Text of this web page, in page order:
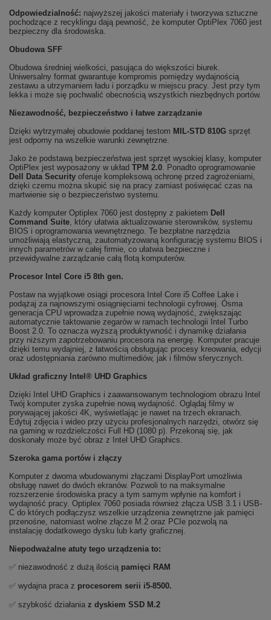
Odpowiedzialność: najwyższej jakości materiały i tworzywa sztuczne
pochodzące z recyklingu dają pewność, że komputer OptiPlex 7060 jest
bezpieczny dla środowiska.
Obudowa SFF
Obudowa średniej wielkości, pasująca do większości biurek.
Uniwersalny format gwarantuje kompromis pomiędzy wydajnością
zestawu a utrzymaniem ładu i porządku w miejscu pracy. Jest przy tym
lekka i może się pochwalić obecnością wszystkich niezbędnych portów.
Niezawodność, bezpieczeństwo i łatwe zarządzanie
Dzięki wytrzymałej obudowie poddanej testom MIL-STD 810G sprzęt
jest odporny na wszelkie warunki zewnętrzne.
Jako że podstawą bezpieczeństwa jest sprzęt wysokiej klasy, komputer
OptiPlex jest wyposażony w układ TPM 2.0. Ponadto oprogramowanie
Dell Data Security oferuje kompleksową ochronę przed zagrożeniami,
dzięki czemu można skupić się na pracy zamiast poświęcać czas na
martwienie się o bezpieczeństwo systemu.
Każdy komputer Optiplex 7060 jest dostępny z pakietem Dell
Command Suite, który ułatwia aktualizowanie sterowników, systemu
BIOS i oprogramowania wewnętrznego. Te bezpłatne narzędzia
umożliwiają elastyczną, zautomatyzowaną konfigurację systemu BIOS i
innych parametrów w całej firmie, co ułatwia bezpieczne i
przewidywalne zarządzanie całą flotą komputerów.
Procesor Intel Core i5 8th gen.
Postaw na wyjątkowe osiągi procesora Intel Core i5 Coffee Lake i
podążaj za najnowszymi osiągnięciami technologii cyfrowej. Ósma
generacja CPU wprowadza zupełnie nową wydajność, zwiększając
automatycznie taktowanie zegarów w ramach technologii Intel Turbo
Boost 2.0. To oznacza wyższą produktywność i dynamikę działania
przy niższym zapotrzebowaniu procesora na energię. Komputer pracuje
dzięki temu wydajniej, z łatwością obsługując procesy kreowania, edycji
oraz udostępniania zarówno multimediów, jak i filmów sferycznych.
Układ graficzny Intel® UHD Graphics
Dzięki Intel UHD Graphics i zaawansowanym technologiom obrazu Intel
Twój komputer zyska zupełnie nową wydajność. Oglądaj filmy w
porywającej jakości 4K, wyświetlając je nawet na trzech ekranach.
Edytuj zdjęcia i wideo przy użyciu profesjonalnych narzędzi, otwórz się
na gaming w rozdzielczości Full HD (1080 p). Przekonaj się, jak
doskonały może być obraz z Intel UHD Graphics.
Szeroka gama portów i złączy
Komputer z dwoma wbudowanymi złączami DisplayPort umożliwia
obsługę nawet do dwóch ekranów. Pozwoli to na maksymalne
rozszerzenie środowiska pracy a tym samym wpłynie na komfort i
wydajność pracy. Optiplex 7060 posiada również złącza USB 3.1 i USB-
C do których podłączysz wszelkie urządzenia zewnętrzne jak pamięci
przenośne, natomiast wolne złącze M.2 oraz PCIe pozwolą na
instalację dodatkowego dysku lub karty graficznej.
Niepodważalne atuty tego urządzenia to:
✅ niezawodność z dużą ilością pamięci RAM
✅ wydajna praca z procesorem serii i5-8500.
✅ szybkość działania z dyskiem SSD M.2